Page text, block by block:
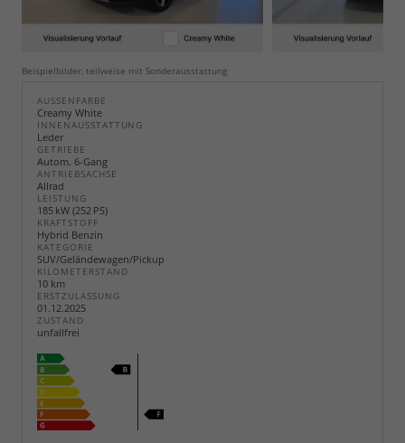
Beispielbilder, teilweise mit Sonderausstattung
AUSSENFARBE
Creamy White
INNENAUSSTATTUNG
Leder
GETRIEBE
Autom. 6-Gang
ANTRIEBSACHSE
Allrad
LEISTUNG
185 kW (252 PS)
KRAFTSTOFF
Hybrid Benzin
KATEGORIE
SUV/Geländewagen/Pickup
KILOMETERSTAND
10 km
ERSTZULASSUNG
01.12.2025
ZUSTAND
unfallfrei